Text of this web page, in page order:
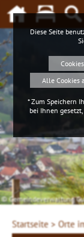
© Gemeindeverwaltung
Startseite > Orte
Diese Seite
Alle Cookies
* Zum Speichern
bei Ihnen